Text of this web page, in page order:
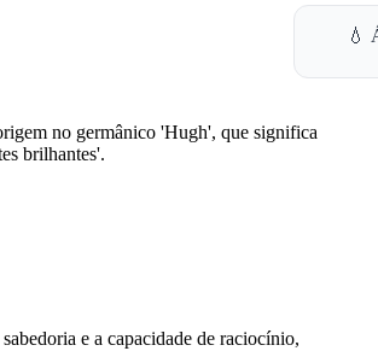
💧
no germânico 'Hugh', que significa
brilhantes'.
e a capacidade de raciocínio,